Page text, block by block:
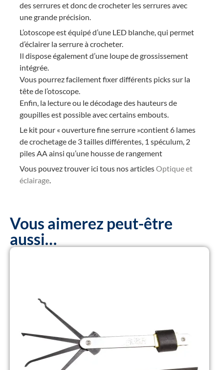
des serrures et donc de crocheter les serrures avec
une grande précision.
L’otoscope est équipé d’une LED blanche, qui permet
d’éclairer la serrure à crocheter.
Il dispose également d’une loupe de grossissement
intégrée.
Vous pourrez facilement fixer différents picks sur la
tête de l’otoscope.
Enfin, la lecture ou le décodage des hauteurs de
goupilles est possible avec certains embouts.
Le kit pour « ouverture fine serrure »contient 6 lames
de crochetage de 3 tailles différentes, 1 spéculum, 2
piles AA ainsi qu’une housse de rangement
Vous pouvez trouver ici tous nos articlesOptique et
éclairage.
Vous aimerez peut-être
aussi…